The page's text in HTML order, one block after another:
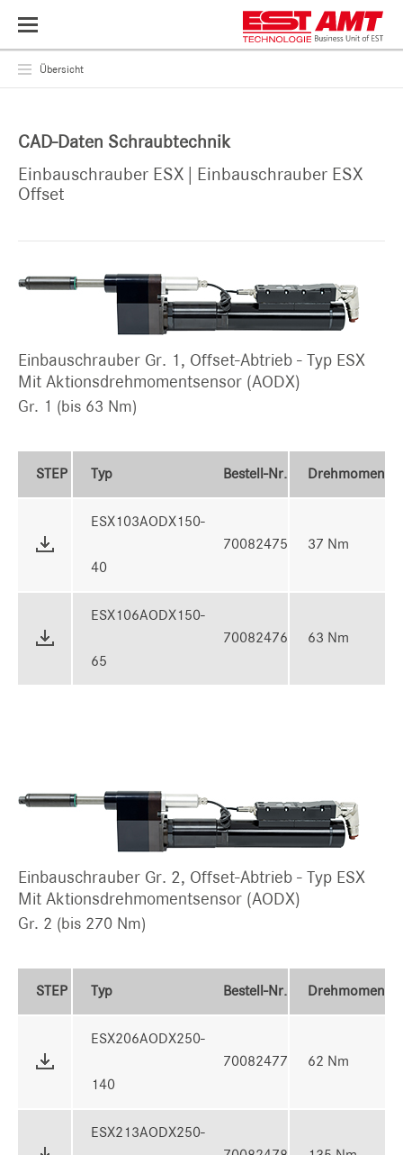
Toggle
Übersicht
CAD-Daten Schraubtechnik
Einbauschrauber ESX | Einbauschrauber ESX
Offset
Einbauschrauber Gr. 1, Offset-Abtrieb - Typ ESX
Mit Aktionsdrehmomentsensor (AODX)
Gr. 1 (bis 63 Nm)
STEP Typ Bestell-Nr. Drehmoment
ESX103AODX150-
40
70082475 37 Nm
ESX106AODX150-
65
70082476 63 Nm
Einbauschrauber Gr. 2, Offset-Abtrieb - Typ ESX
Mit Aktionsdrehmomentsensor (AODX)
Gr. 2 (bis 270 Nm)
STEP Typ Bestell-Nr. Drehmoment
ESX206AODX250-
140
70082477 62 Nm
ESX213AODX250-